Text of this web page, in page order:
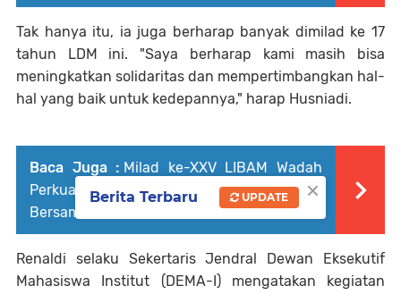
Tak hanya itu, ia juga berharap banyak dimilad ke 17
tahun LDM ini. "Saya berharap kami masih bisa
meningkatkan solidaritas dan mempertimbangkan hal-
hal yang baik untuk kedepannya," harap Husniadi.
Baca Juga : Milad ke-XXV LIBAM Wadah
Perkuat Silaturahmi dan Bertumbuh
Bersama
Renaldi selaku Sekertaris Jendral Dewan Eksekutif
Mahasiswa Institut (DEMA-I) mengatakan kegiatan
×
Berita Terbaru UPDATE